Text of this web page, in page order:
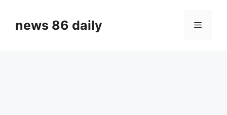
contentnews 86 daily Menu